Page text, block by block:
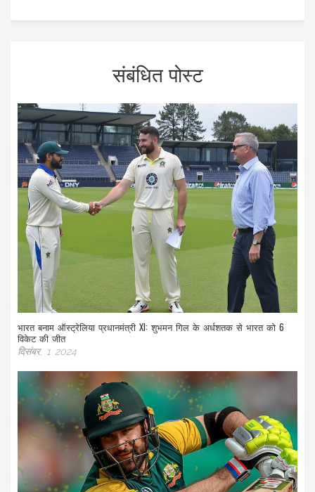
संबंधित पोस्ट
भारत बनाम ऑस्ट्रेलिया प्रधानमंत्री XI: शुभमन गिल के अर्धशतक से भारत को 6
विकेट की जीत
दिसंबर, 1 2024